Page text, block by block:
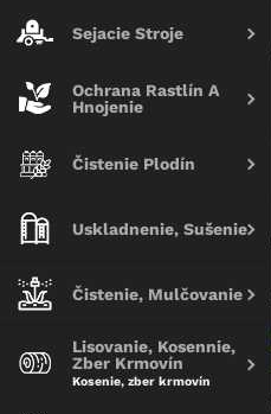
Sejacie Stroje
Ochrana Rastlín A
Hnojenie
Čistenie Plodín
Uskladnenie, Sušenie
Čistenie, Mulčovanie
Lisovanie, Kosennie,
Zber Krmovín
Kosenie, zber krmovín